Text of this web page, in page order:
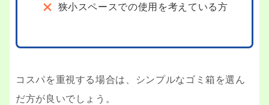
狭小スペースでの使用を考えている方
コスパを重視する場合は、シンプルなゴミ箱を選ん
だ方が良いでしょう。